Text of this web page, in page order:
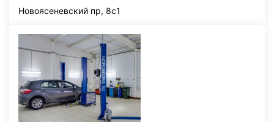
Новоясеневский пр, 8с1